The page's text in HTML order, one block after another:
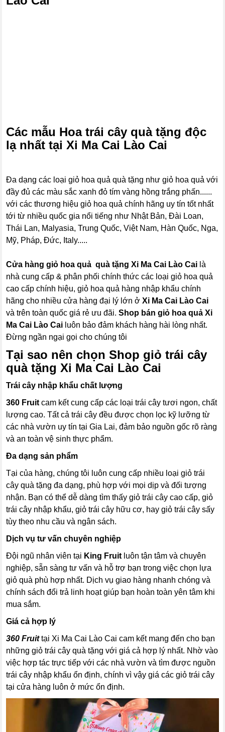
Các mẫu Hoa trái cây quà tặng độc
lạ nhất tại Xi Ma Cai Lào Cai
Đa dạng các loại giỏ hoa quả quà tặng như giỏ hoa quả với
đầy đủ các màu sắc xanh đỏ tím vàng hồng trắng phấn......
với các thương hiệu giỏ hoa quả chính hãng uy tín tốt nhất
tới từ nhiều quốc gia nổi tiếng như Nhật Bản, Đài Loan,
Thái Lan, Malyasia, Trung Quốc, Việt Nam, Hàn Quốc, Nga,
Mỹ, Pháp, Đức, Italy.....
Cửa hàng giỏ hoa quả quà tặng Xi Ma Cai Lào Cai là
nhà cung cấp & phân phối chính thức các loại giỏ hoa quả
cao cấp chính hiệu, giỏ hoa quả hàng nhập khẩu chính
hãng cho nhiều cửa hàng đại lý lớn ởXi Ma Cai Lào Cai
và trên toàn quốc giá rẻ ưu đãi.Shop bán giỏ hoa quả Xi
Ma Cai Lào Cai luôn bảo đảm khách hàng hài lòng nhất.
Đừng ngần ngại gọi cho chúng tôi
Tại sao nên chọn Shop giỏ trái cây
quà tặng Xi Ma Cai Lào Cai
Trái cây nhập khẩu chất lượng
360 Fruit cam kết cung cấp các loại trái cây tươi ngon, chất
lượng cao. Tất cả trái cây đều được chọn lọc kỹ lưỡng từ
các nhà vườn uy tín tại Gia Lai, đảm bảo nguồn gốc rõ ràng
và an toàn vệ sinh thực phẩm.
Đa dạng sản phẩm
Tại của hàng, chúng tôi luôn cung cấp nhiều loại giỏ trái
cây quà tặng đa dạng, phù hợp với mọi dịp và đối tượng
nhận. Bạn có thể dễ dàng tìm thấy giỏ trái cây cao cấp, giỏ
trái cây nhập khẩu, giỏ trái cây hữu cơ, hay giỏ trái cây sấy
tùy theo nhu cầu và ngân sách.
Dịch vụ tư vấn chuyên nghiệp
Đội ngũ nhân viên tại King Fruit luôn tận tâm và chuyên
nghiệp, sẵn sàng tư vấn và hỗ trợ bạn trong việc chọn lựa
giỏ quà phù hợp nhất. Dịch vụ giao hàng nhanh chóng và
chính sách đổi trả linh hoạt giúp bạn hoàn toàn yên tâm khi
mua sắm.
Giá cả hợp lý
360 Fruittại Xi Ma Cai Lào Cai cam kết mang đến cho bạn
những giỏ trái cây quà tặng với giá cả hợp lý nhất. Nhờ vào
việc hợp tác trực tiếp với các nhà vườn và tìm được nguồn
trái cây nhập khẩu ổn định, chính vì vậy giá các giỏ trái cây
tại cửa hàng luôn ở mức ổn định.